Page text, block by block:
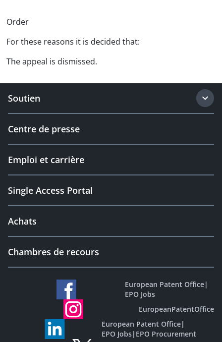
Order
For these reasons it is decided that:
The appeal is dismissed.
Soutien
Centre de presse
Emploi et carrière
Single Access Portal
Achats
Chambres de recours
European Patent Office|
EPO Jobs
EuropeanPatentOffice
European Patent Office|
EPO Jobs| EPO Procurement